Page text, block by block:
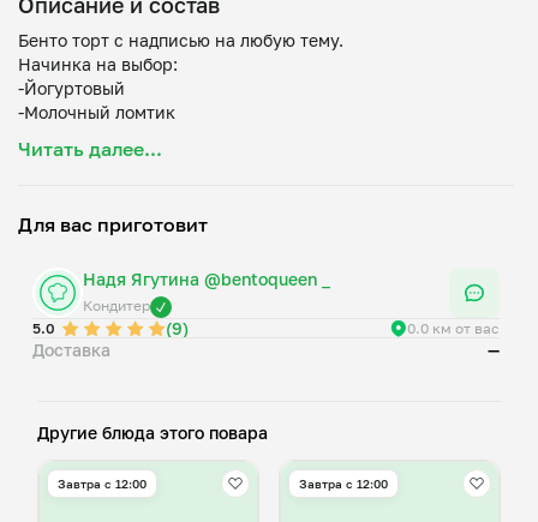
Бенто торт с надписью на любую тему.
Начинка на выбор:
-Йогуртовый
-Молочный ломтик
-Сникерс
-Ягодный пломбир
-Тирамиссу
-Трюфель
-Фисташка
Читать далее...
Для вас приготовит
Надя Ягутина @bentoqueen _
Кондитер
5.0
(9) 0.0 км от вас
Доставка —
Другие блюда этого повара
Завтра c 12:00 Завтра c 12:00